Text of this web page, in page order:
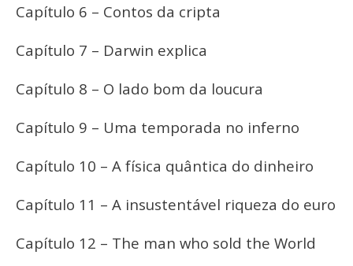
Capítulo 6 – Contos da cripta
Capítulo 7 – Darwin explica
Capítulo 8 – O lado bom da loucura
Capítulo 9 – Uma temporada no inferno
Capítulo 10 – A física quântica do dinheiro
Capítulo 11 – A insustentável riqueza do euro
Capítulo 12 – The man who sold the World